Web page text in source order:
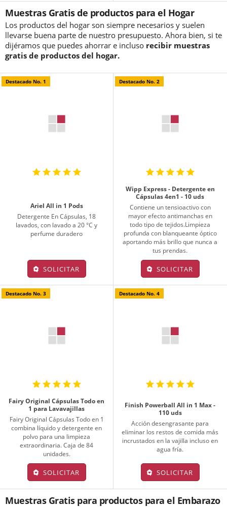
Muestras Gratis de productos para el Hogar
Los productos del hogar son siempre necesarios y suelen
llevarse buena parte de nuestro presupuesto. Ahora bien, si te
dijéramos que puedes ahorrar e incluso recibir muestras
gratis de productos del hogar.
Destacado No. 1
Ariel All in 1 Pods
Detergente En Cápsulas, 18
lavados, con lavado a 20 °C y
perfume duradero
SOLICITAR
Destacado No. 2
Wipp Express - Detergente en
Cápsulas 4en1 - 10 uds
Contiene un tensioactivo con
mayor efecto antimanchas en
todo tipo de tejidos.Limpieza
profunda con blanqueante óptico
aportando más brillo que nunca a
tus prendas.
SOLICITAR
Destacado No. 3
Fairy Original Cápsulas Todo en
1 para Lavavajillas
Fairy Original Cápsulas Todo en 1
combina líquido y detergente en
polvo para una limpieza
extraordinaria. Caja de 84
unidades.
SOLICITAR
Destacado No. 4
Finish Powerball All in 1 Max -
110 uds
Acción desengrasante para
eliminar los restos de comida más
incrustados en la vajilla incluso en
agua fría.
SOLICITAR
Muestras Gratis para productos para el Embarazo